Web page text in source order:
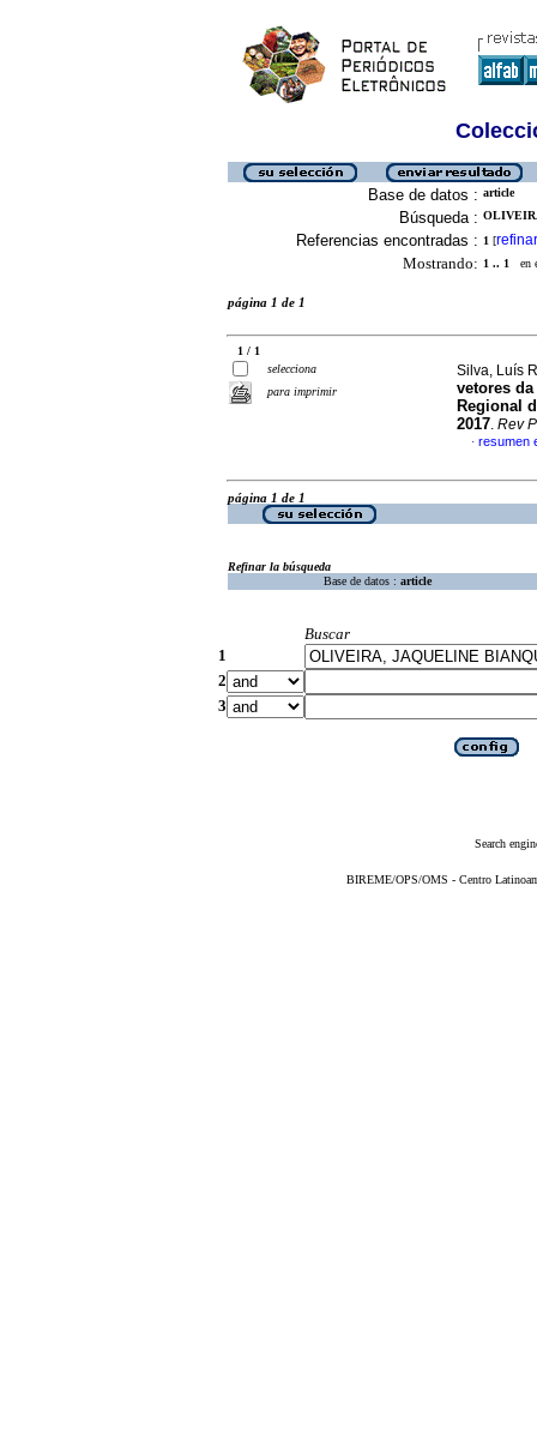
Base de datos : article
Búsqueda :
Referencias encontradas : 1 [refinar
Mostrando: 1 .. 1 en
página 1 de 1
1 / 1
selecciona
para imprimir
Silva, Luís
vetores
Regional
2017. Rev
· resumen
página 1 de 1
Refinar la búsqueda
Base de datos : article
Buscar
1
2
3
Search
BIREME/OPS/OMS - Centro